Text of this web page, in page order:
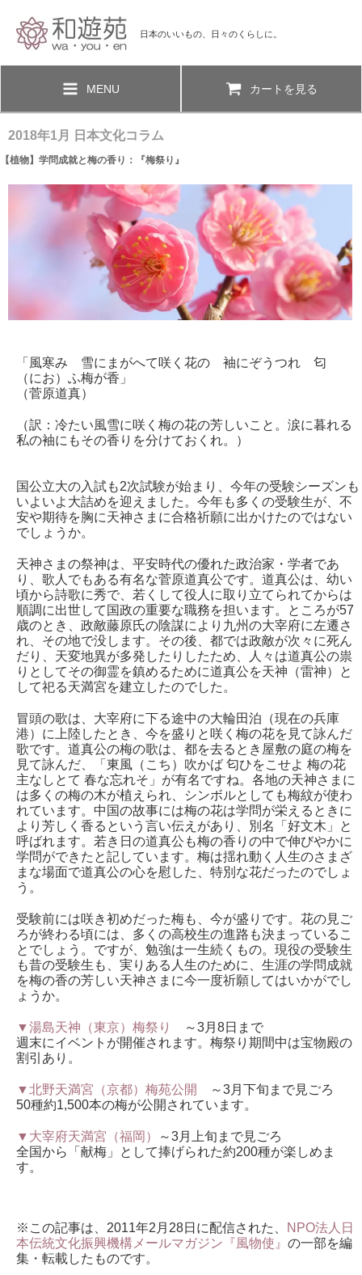
日本のいいもの、日々のくらしに。
MENU カートを見る
2018年1月 日本文化コラム
【植物】学問成就と梅の香り：『梅祭り』
「風寒み 雪にまがへて咲く花の 袖にぞうつれ 匂
（にお）ふ梅が香」
（菅原道真）
（訳：冷たい風雪に咲く梅の花の芳しいこと。涙に暮れる
私の袖にもその香りを分けておくれ。）
国公立大の入試も2次試験が始まり、今年の受験シーズンも
いよいよ大詰めを迎えました。今年も多くの受験生が、不
安や期待を胸に天神さまに合格祈願に出かけたのではない
でしょうか。
天神さまの祭神は、平安時代の優れた政治家・学者であ
り、歌人でもある有名な菅原道真公です。道真公は、幼い
頃から詩歌に秀で、若くして役人に取り立てられてからは
順調に出世して国政の重要な職務を担います。ところが57
歳のとき、政敵藤原氏の陰謀により九州の大宰府に左遷さ
れ、その地で没します。その後、都では政敵が次々に死ん
だり、天変地異が多発したりしたため、人々は道真公の祟
りとしてその御霊を鎮めるために道真公を天神（雷神）と
して祀る天満宮を建立したのでした。
冒頭の歌は、大宰府に下る途中の大輪田泊（現在の兵庫
港）に上陸したとき、今を盛りと咲く梅の花を見て詠んだ
歌です。道真公の梅の歌は、都を去るとき屋敷の庭の梅を
見て詠んだ、「東風（こち）吹かば 匂ひをこせよ 梅の花
主なしとて 春な忘れそ」が有名ですね。各地の天神さまに
は多くの梅の木が植えられ、シンボルとしても梅紋が使わ
れています。中国の故事には梅の花は学問が栄えるときに
より芳しく香るという言い伝えがあり、別名「好文木」と
呼ばれます。若き日の道真公も梅の香りの中で伸びやかに
学問ができたと記しています。梅は揺れ動く人生のさまざ
まな場面で道真公の心を慰した、特別な花だったのでしょ
う。
受験前には咲き初めだった梅も、今が盛りです。花の見ご
ろが終わる頃には、多くの高校生の進路も決まっているこ
とでしょう。ですが、勉強は一生続くもの。現役の受験生
も昔の受験生も、実りある人生のために、生涯の学問成就
を梅の香の芳しい天神さまに今一度祈願してはいかがでし
ょうか。
▼湯島天神（東京）梅祭り
～3月8日まで
週末にイベントが開催されます。梅祭り期間中は宝物殿の
割引あり。
▼北野天満宮（京都）梅苑公開
～3月下旬まで見ごろ
50種約1,500本の梅が公開されています。
▼大宰府天満宮（福岡）
～3月上旬まで見ごろ
全国から「献梅」として捧げられた約200種が楽しめま
す。
※この記事は、2011年2月28日に配信された、
NPO法人日
本伝統文化振興機構メールマガジン『風物使』 の一部を編
集・転載したものです。